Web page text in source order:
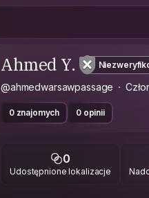
Ahmed Y.
@ahmedwarsawpassage
0 znajomych 0 opinii
0
Udostępnione lokalizacje